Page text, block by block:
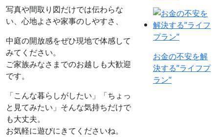
写真や間取り図だけでは伝わらな
い、心地よさや家事のしやすさ、
中庭の開放感をぜひ現地で体感して
みてください。
ご家族みなさまでのお越しも大歓迎
です。
「こんな暮らしがしたい」「ちょっ
と見てみたい」そんな気持ちだけで
も大丈夫。
お気軽に遊びにきてくださいね。
お金の不安を解
決する”ライフプ
ラン”